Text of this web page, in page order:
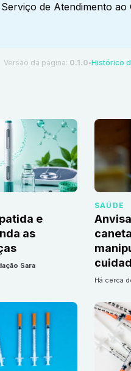
de Atendimento ao
Versão da página: 0.1.0 ●Histórico
e
as
Sara
SAÚDE
há cerca